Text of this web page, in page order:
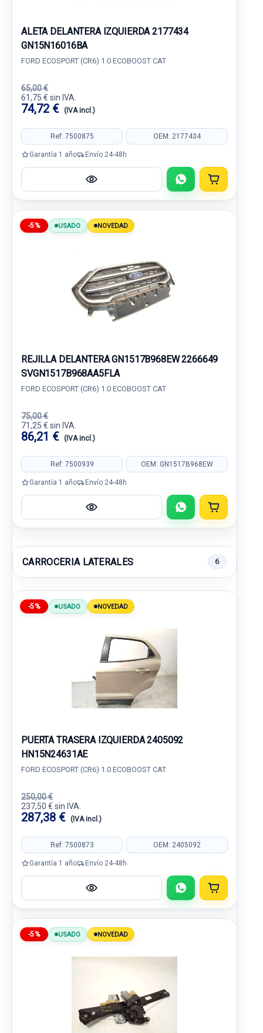
ALETA DELANTERA IZQUIERDA 2177434
GN15N16016BA
FORD ECOSPORT (CR6) 1.0 ECOBOOST CAT
65,00 €
61,75 € sin IVA.
74,72 € (IVA incl.)
Ref: 7500875 OEM: 2177434
Garantía 1 año Envío 24-48h
-5% USADO NOVEDAD
REJILLA DELANTERA GN1517B968EW 2266649
SVGN1517B968AA5FLA
FORD ECOSPORT (CR6) 1.0 ECOBOOST CAT
75,00 €
71,25 € sin IVA.
86,21 € (IVA incl.)
Ref: 7500939 OEM: GN1517B968EW
Garantía 1 año Envío 24-48h
CARROCERIA LATERALES 6
-5% USADO NOVEDAD
PUERTA TRASERA IZQUIERDA 2405092
HN15N24631AE
FORD ECOSPORT (CR6) 1.0 ECOBOOST CAT
250,00 €
237,50 € sin IVA.
287,38 € (IVA incl.)
Ref: 7500873 OEM: 2405092
Garantía 1 año Envío 24-48h
-5% USADO NOVEDAD